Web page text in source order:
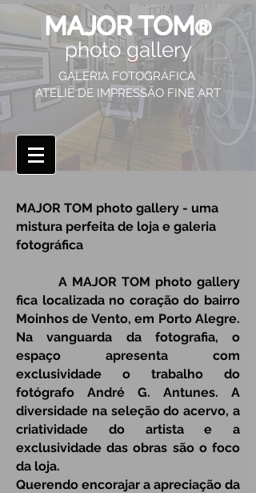
MAJOR TOM®
photo gallery
GALERIA FOTOGRÁFICA
ATELIÊ DE IMPRESSÃO FINE ART
MAJOR TOM photo gallery - uma
mistura perfeita de loja e galeria
fotográfica
A MAJOR TOM photo gallery
fica localizada no coração do bairro
Moinhos de Vento, em Porto Alegre.
Na vanguarda da fotografia, o
espaço apresenta com
exclusividade o trabalho do
fotógrafo André G. Antunes. A
diversidade na seleção do acervo, a
criatividade do artista e a
exclusividade das obras são o foco
da loja.
Querendo encorajar a apreciação da